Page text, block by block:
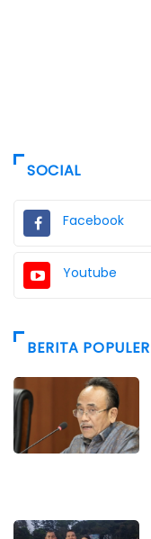
SOCIAL
Facebook
Youtube
BERITA POPULER